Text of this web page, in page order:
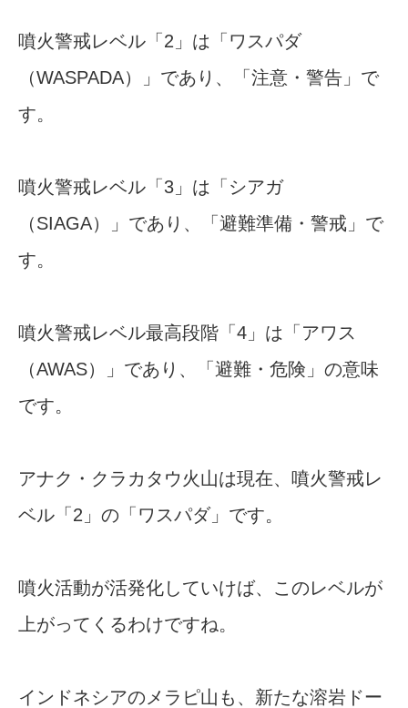
噴火警戒レベル「2」は「ワスパダ
（WASPADA）」であり、「注意・警告」で
す。
噴火警戒レベル「3」は「シアガ
（SIAGA）」であり、「避難準備・警戒」で
す。
噴火警戒レベル最高段階「4」は「アワス
（AWAS）」であり、「避難・危険」の意味
です。
アナク・クラカタウ火山は現在、噴火警戒レ
ベル「2」の「ワスパダ」です。
噴火活動が活発化していけば、このレベルが
上がってくるわけですね。
インドネシアのメラピ山も、新たな溶岩ドー